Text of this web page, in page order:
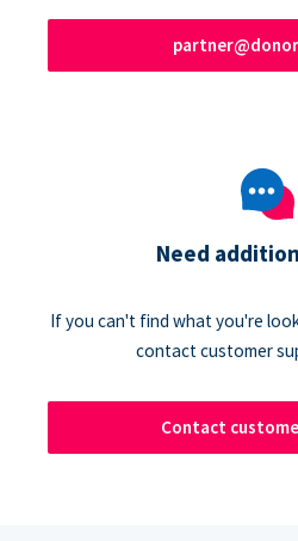
Need
If you can't find what you're
contact customer
Contact